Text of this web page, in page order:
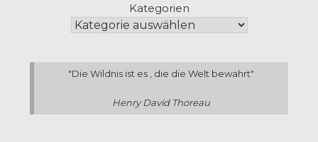
Kategorien
"Die Wildnis ist es , die die Welt bewahrt"
Henry David Thoreau